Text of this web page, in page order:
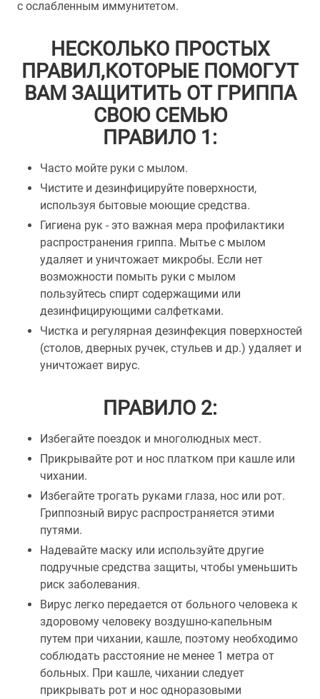
с ослабленным иммунитетом.
НЕСКОЛЬКО ПРОСТЫХ
ПРАВИЛ,КОТОРЫЕ ПОМОГУТ
ВАМ ЗАЩИТИТЬ ОТ ГРИППА
СВОЮ СЕМЬЮ
ПРАВИЛО 1:
Часто мойте руки с мылом.
Чистите и дезинфицируйте поверхности,
используя бытовые моющие средства.
Гигиена рук - это важная мера профилактики
распространения гриппа. Мытье с мылом
удаляет и уничтожает микробы. Если нет
возможности помыть руки с мылом
пользуйтесь спирт содержащими или
дезинфицирующими салфетками.
Чистка и регулярная дезинфекция поверхностей
(столов, дверных ручек, стульев и др.) удаляет и
уничтожает вирус.
ПРАВИЛО 2:
Избегайте поездок и многолюдных мест.
Прикрывайте рот и нос платком при кашле или
чихании.
Избегайте трогать руками глаза, нос или рот.
Гриппозный вирус распространяется этими
путями.
Надевайте маску или используйте другие
подручные средства защиты, чтобы уменьшить
риск заболевания.
Вирус легко передается от больного человека к
здоровому человеку воздушно-капельным
путем при чихании, кашле, поэтому необходимо
соблюдать расстояние не менее 1 метра от
больных. При кашле, чихании следует
прикрывать рот и нос одноразовыми